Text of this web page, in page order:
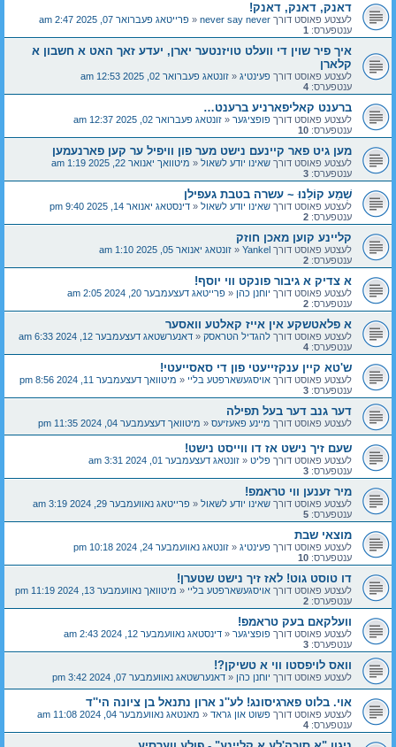
דאנק, דאנק, דאנק!
לעצטע פאוסט דורך never say never
« פרייטאג פעברואר 07, 2025 2:47 am
ענטפערס: 1
איך פיר שוין די וועלט טויזנטער יארן, ‏יעדע זאך האט א חשבון א
קלארן
לעצטע פאוסט דורך פעינטיג « זונטאג פעברואר 02, 2025 12:53 am
ענטפערס: 4
ברענט קאליפארניע ברענט…
לעצטע פאוסט דורך פופציגער « זונטאג פעברואר 02, 2025 12:37 am
ענטפערס: 10
מען גיט פאר קיינעם נישט מער פון וויפיל ער קען פארנעמען
לעצטע פאוסט דורך שאינו יודע לשאול « מיטוואך יאנואר 22, 2025 1:19 am
ענטפערס: 3
שְׁמַע קוֹלֵנוּ ~ עשרה בטבת געפילן
לעצטע פאוסט דורך שאינו יודע לשאול « דינסטאג יאנואר 14, 2025 9:40 pm
ענטפערס: 2
קליינע קוען מאכן חוזק
לעצטע פאוסט דורך Yankel
« זונטאג יאנואר 05, 2025 1:10 am
ענטפערס: 2
א צדיק א גיבור פונקט ווי יוסף!
לעצטע פאוסט דורך יוחנן כהן « פרייטאג דעצעמבער 20, 2024 2:05 am
ענטפערס: 2
א פלאטשקע אין אייז קאלטע וואסער
לעצטע פאוסט דורך להגדיל הטראסק « דאנערשטאג דעצעמבער 12, 2024 6:33 am
ענטפערס: 4
ש'טא קיין ענקזייעטי פון די סאסייעטי!
לעצטע פאוסט דורך אויסגעשארפטע בליי « מיטוואך דעצעמבער 11, 2024 8:56 pm
ענטפערס: 3
דער גנב דער בעל תפילה
לעצטע פאוסט דורך מיינע פאעזיעס « מיטוואך דעצעמבער 04, 2024 11:35 pm
שעם זיך נישט אז דו ווייסט נישט!
לעצטע פאוסט דורך פליט « זונטאג דעצעמבער 01, 2024 3:31 am
ענטפערס: 3
מיר זענען ווי טראמפ!
לעצטע פאוסט דורך שאינו יודע לשאול « פרייטאג נאוועמבער 29, 2024 3:19 am
ענטפערס: 5
מוצאי שבת
לעצטע פאוסט דורך פעינטיג « זונטאג נאוועמבער 24, 2024 10:18 pm
ענטפערס: 10
דו טוסט גוט! לאז זיך נישט שטערן!
לעצטע פאוסט דורך אויסגעשארפטע בליי « מיטוואך נאוועמבער 13, 2024 11:19 pm
ענטפערס: 2
וועלקאם בעק טראמפ!
לעצטע פאוסט דורך פופציגער « דינסטאג נאוועמבער 12, 2024 2:43 am
ענטפערס: 3
וואס לויפסטו ווי א טשיקן?!
לעצטע פאוסט דורך יוחנן כהן « דאנערשטאג נאוועמבער 07, 2024 3:42 pm
אוי. בלוט פארגיסונג! לע''נ ארון נתנאל בן ציונה הי''ד
לעצטע פאוסט דורך פשוט און גראד « מאנטאג נאוועמבער 04, 2024 11:08 am
ענטפערס: 4